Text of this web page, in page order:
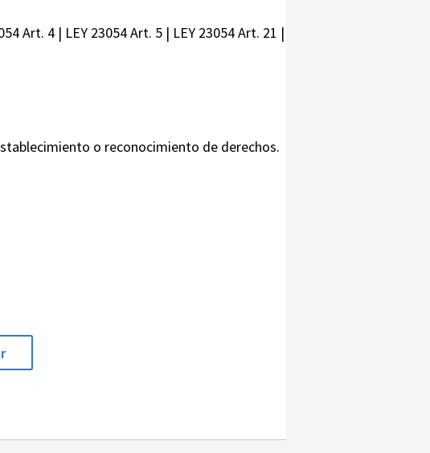
Art. 4 | LEY 23054 Art. 5 | LEY 23054 Art. 21 |
o reconocimiento de derechos.